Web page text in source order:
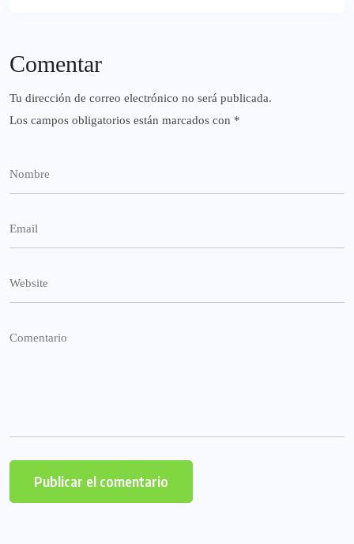
Comentar
Tu dirección de correo electrónico no será publicada.
Los campos obligatorios están marcados con *